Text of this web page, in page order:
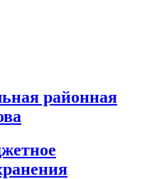
районная